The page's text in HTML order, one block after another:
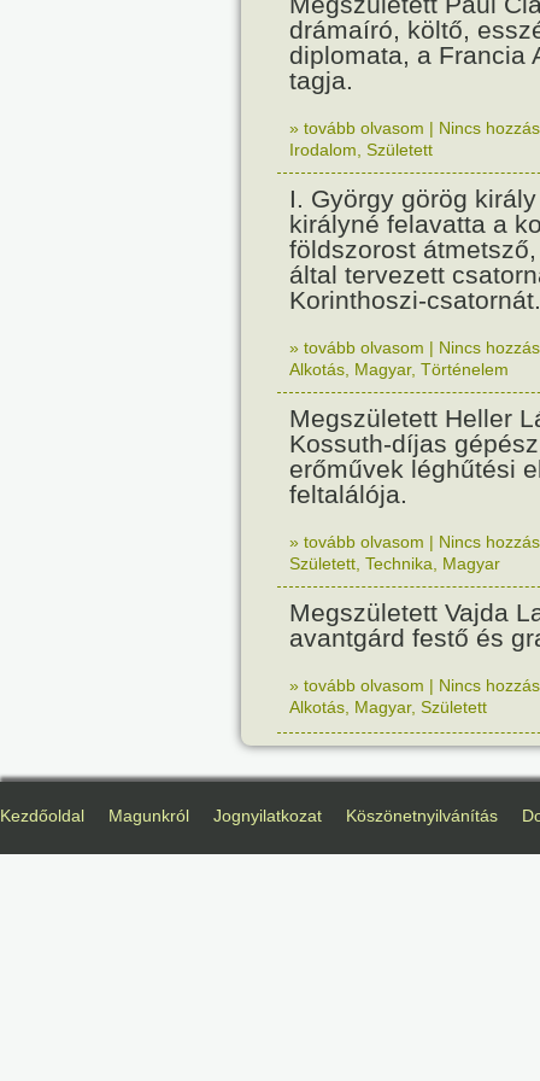
drámaíró, költő,
diplomata, a Francia
tagja.
» tovább olvasom | Nincs
Irodalom Született
I. György görög
királyné felavatta a
földszorost
által tervezett
Korinthoszi-csatornát.
» tovább olvasom | Nincs
Alkotás Magyar, Történelem
Megszületett Heller
Kossuth-díjas
erőművek léghűtési
feltalálója.
» tovább olvasom | Nincs
Született Technika Magyar
Megszületett Vajda
avantgárd festő és
» tovább olvasom | Nincs
Alkotás Magyar, Született
Kezdőoldal Magunkról Jognyilatkozat Köszönetnyilvánítás